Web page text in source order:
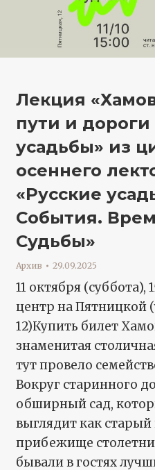
Лекция
пути и
усадьбы» из
осеннего
«Русские
События.
Судьбы»
Архив 29.09.2025
11 октября (суббота),
центр на Пятницкой
12)Купить билет
знаменитая
тут провело
Вокруг старинного
обширный сад,
выглядит как
прибежище
бывали в гостях